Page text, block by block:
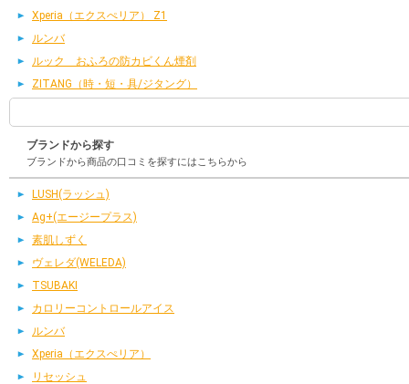
Xperia（エクスぺリア） Z1
ルンバ
ルック おふろの防カビくん煙剤
ZITANG（時・短・具/ジタング）
ブランドから探す
ブランドから商品の口コミを探すにはこちらから
LUSH(ラッシュ)
Ag+(エージープラス)
素肌しずく
ヴェレダ(WELEDA)
TSUBAKI
カロリーコントロールアイス
ルンバ
Xperia（エクスぺリア）
リセッシュ